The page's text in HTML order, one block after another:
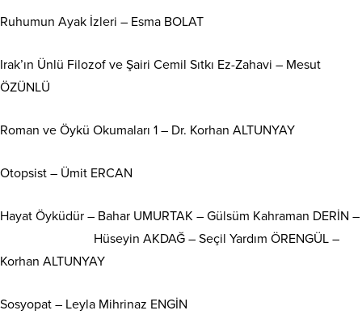
Ruhumun Ayak İzleri – Esma BOLAT
Irak’ın Ünlü Filozof ve Şairi Cemil Sıtkı Ez-Zahavi – Mesut
ÖZÜNLÜ
Roman ve Öykü Okumaları 1 – Dr. Korhan ALTUNYAY
Otopsist – Ümit ERCAN
Hayat Öyküdür – Bahar UMURTAK – Gülsüm Kahraman DERİN –
Hüseyin AKDAĞ – Seçil Yardım ÖRENGÜL –
Korhan ALTUNYAY
Sosyopat – Leyla Mihrinaz ENGİN